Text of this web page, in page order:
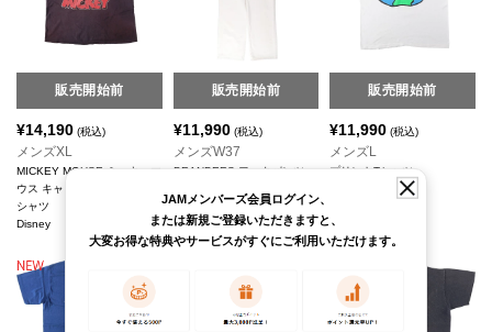
販売開始前
¥14,190 (税込)
メンズXL
MICKEY MOUSE ミッキーマ
ウス キャラクタープリントT
シャツ
Disney
販売開始前
¥11,990(税込)
メンズW37
BRANDERS ワークパンツ
販売開始前
¥11,990 (税込)
メンズL
プリントTシャツ
Gravity Graphics
JAMメンバーズ会員ログイン、
または新規ご登録いただきますと、
大変お得な特典やサービスがすぐにご利用いただけます。